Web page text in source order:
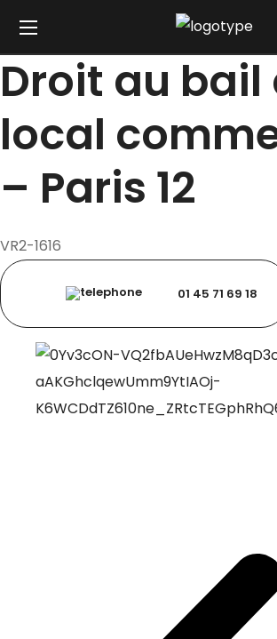
Droit au bail
local
– Paris 12
VR2-1616
01 45 71 69 18